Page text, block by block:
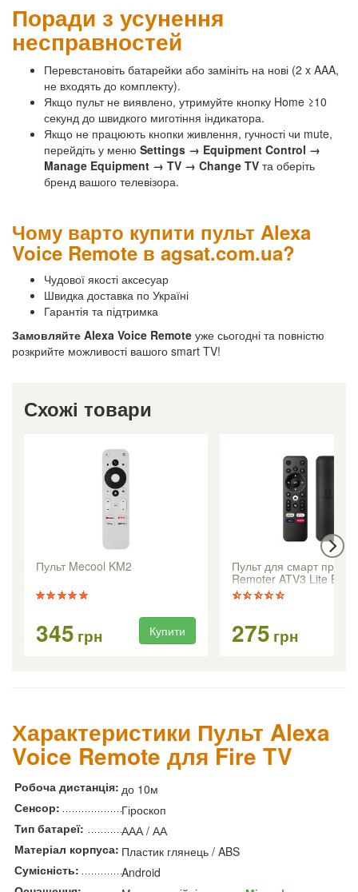
Поради з усунення
несправностей
Перевстановіть батарейки або замініть на нові (2 x AAA,
не входять до комплекту).
Якщо пульт не виявлено, утримуйте кнопку Home ≥10
секунд до швидкого миготіння індикатора.
Якщо не працюють кнопки живлення, гучності чи mute,
перейдіть у меню Settings → Equipment Control →
Manage Equipment → TV → Change TV та оберіть
бренд вашого телевізора.
Чому варто купити пульт Alexa
Voice Remote в agsat.com.ua?
Чудової якості аксесуар
Швидка доставка по Україні
Гарантія та підтримка
Замовляйте Alexa Voice Remote уже сьогодні та повністю
розкрийте можливості вашого smart TV!
Схожі товари
Пульт Mecool KM2
345 грн Купити
Пульт для смарт
Remoter ATV3 Lite BT
275 грн
Характеристики Пульт Alexa
Voice Remote для Fire TV
Робоча дистанція: до 10м
Сенсор:
Гіроскоп
Тип батареї:
ААА / АА
Матеріал корпуса: Пластик глянець / ABS
Сумісність:
Android